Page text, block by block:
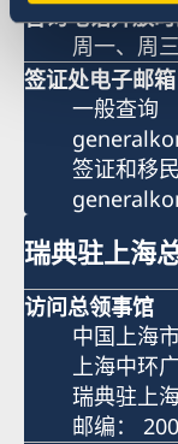
咨询电话开放
周一、周
签证处电子邮箱
一般查询
签证和移
瑞典驻上海
访问总领事馆
中国上海
上海中环
瑞典驻上
邮编：